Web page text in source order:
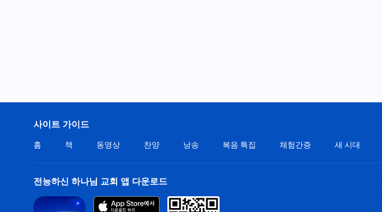
사이트 가이드
홈 책 동영상 찬양 낭송 복음 특집 체험간증 새 시대
전능하신 하나님 교회 앱 다운로드